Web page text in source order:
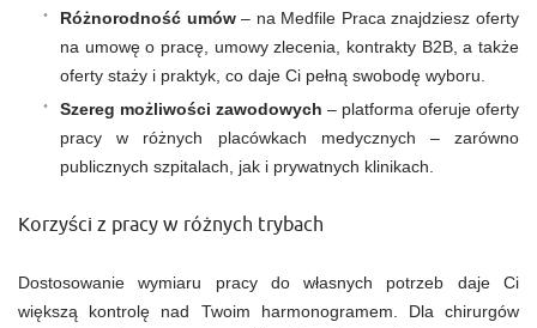
Różnorodność umów– na Medfile Praca znajdziesz oferty
na umowę o pracę, umowy zlecenia, kontrakty B2B, a także
oferty staży i praktyk, co daje Ci pełną swobodę wyboru.
Szereg możliwości zawodowych – platforma oferuje oferty
pracy w różnych placówkach medycznych – zarówno
publicznych szpitalach, jak i prywatnych klinikach.
Korzyści z pracy w różnych trybach
Dostosowanie wymiaru pracy do własnych potrzeb daje Ci
większą kontrolę nad Twoim harmonogramem. Dla chirurgów